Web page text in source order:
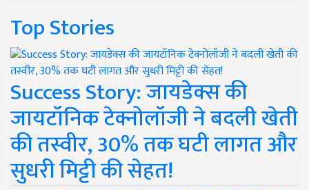
Top Stories
Success Story: जायडेक्स की
जायटॉनिक टेक्नोलॉजी ने बदली खेती
की तस्वीर, 30% तक घटी लागत और
सुधरी मिट्टी की सेहत!